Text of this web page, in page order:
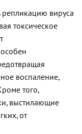
репликацию вируса
токсическое
воспаление,
того,
выстилающие
от